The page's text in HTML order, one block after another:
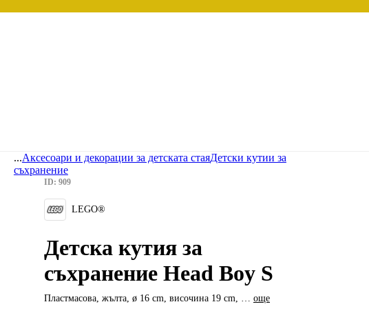
...Аксесоари и декорации за детската стаяДетски кутии за
съхранение
ID: 909
LEGO®
Детска кутия за
съхранение Head Boy S
Пластмасова, жълта, ø 16 cm, височина 19 cm, … още